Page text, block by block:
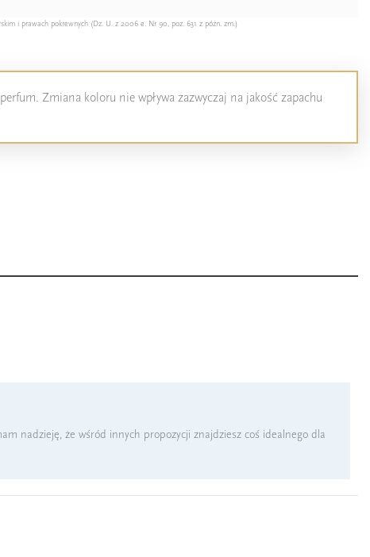
i prawach pokrewnych (Dz. U. z 2006 e. Nr 90, poz. 631 z późn. zm.)
Zmiana koloru nie wpływa zazwyczaj na jakość zapachu
nadzieję, że wśród innych propozycji znajdziesz coś idealnego dla